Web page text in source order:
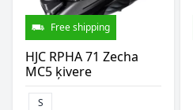
Free shipping
HJC RPHA 71 Zecha
MC5 ķivere
S